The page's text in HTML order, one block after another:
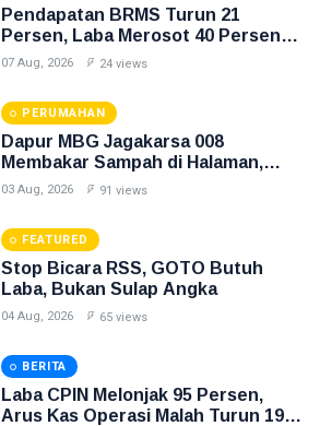
Pendapatan BRMS Turun 21
Persen, Laba Merosot 40 Persen
dan Arus Kas Operasi Negatif
07 Aug, 2026 24 views
PERUMAHAN
Dapur MBG Jagakarsa 008
Membakar Sampah di Halaman,
Inilah Gambarnya
03 Aug, 2026 91 views
FEATURED
Stop Bicara RSS, GOTO Butuh
Laba, Bukan Sulap Angka
04 Aug, 2026 65 views
BERITA
Laba CPIN Melonjak 95 Persen,
Arus Kas Operasi Malah Turun 19